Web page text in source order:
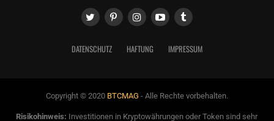
DATENSCHUTZ HAFTUNG IMPRESSUM
Copyright © 2020 BTCMAG - Alle Rechte vorbehalten.
Risikohinweis: Investitionen in Kryptowährungen oder Token sind sehr